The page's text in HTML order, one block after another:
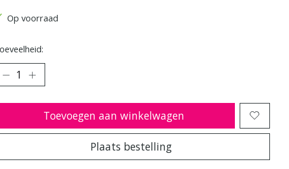
Op voorraad
Toevoegen aan winkelwagen
Plaats bestelling